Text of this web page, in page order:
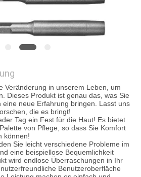
Veränderung in unserem Leben, um
Dieses Produkt ist genau das, was Sie
eine neue Erfahrung bringen. Lasst uns
die es bringt!
Tag ein Fest für die Haut! Es bietet
von Pflege, so dass Sie Komfort
können!
Sie leicht verschiedene Probleme im
eine beispiellose Bequemlichkeit
wird endlose Überraschungen in Ihr
Benutzeroberfläche